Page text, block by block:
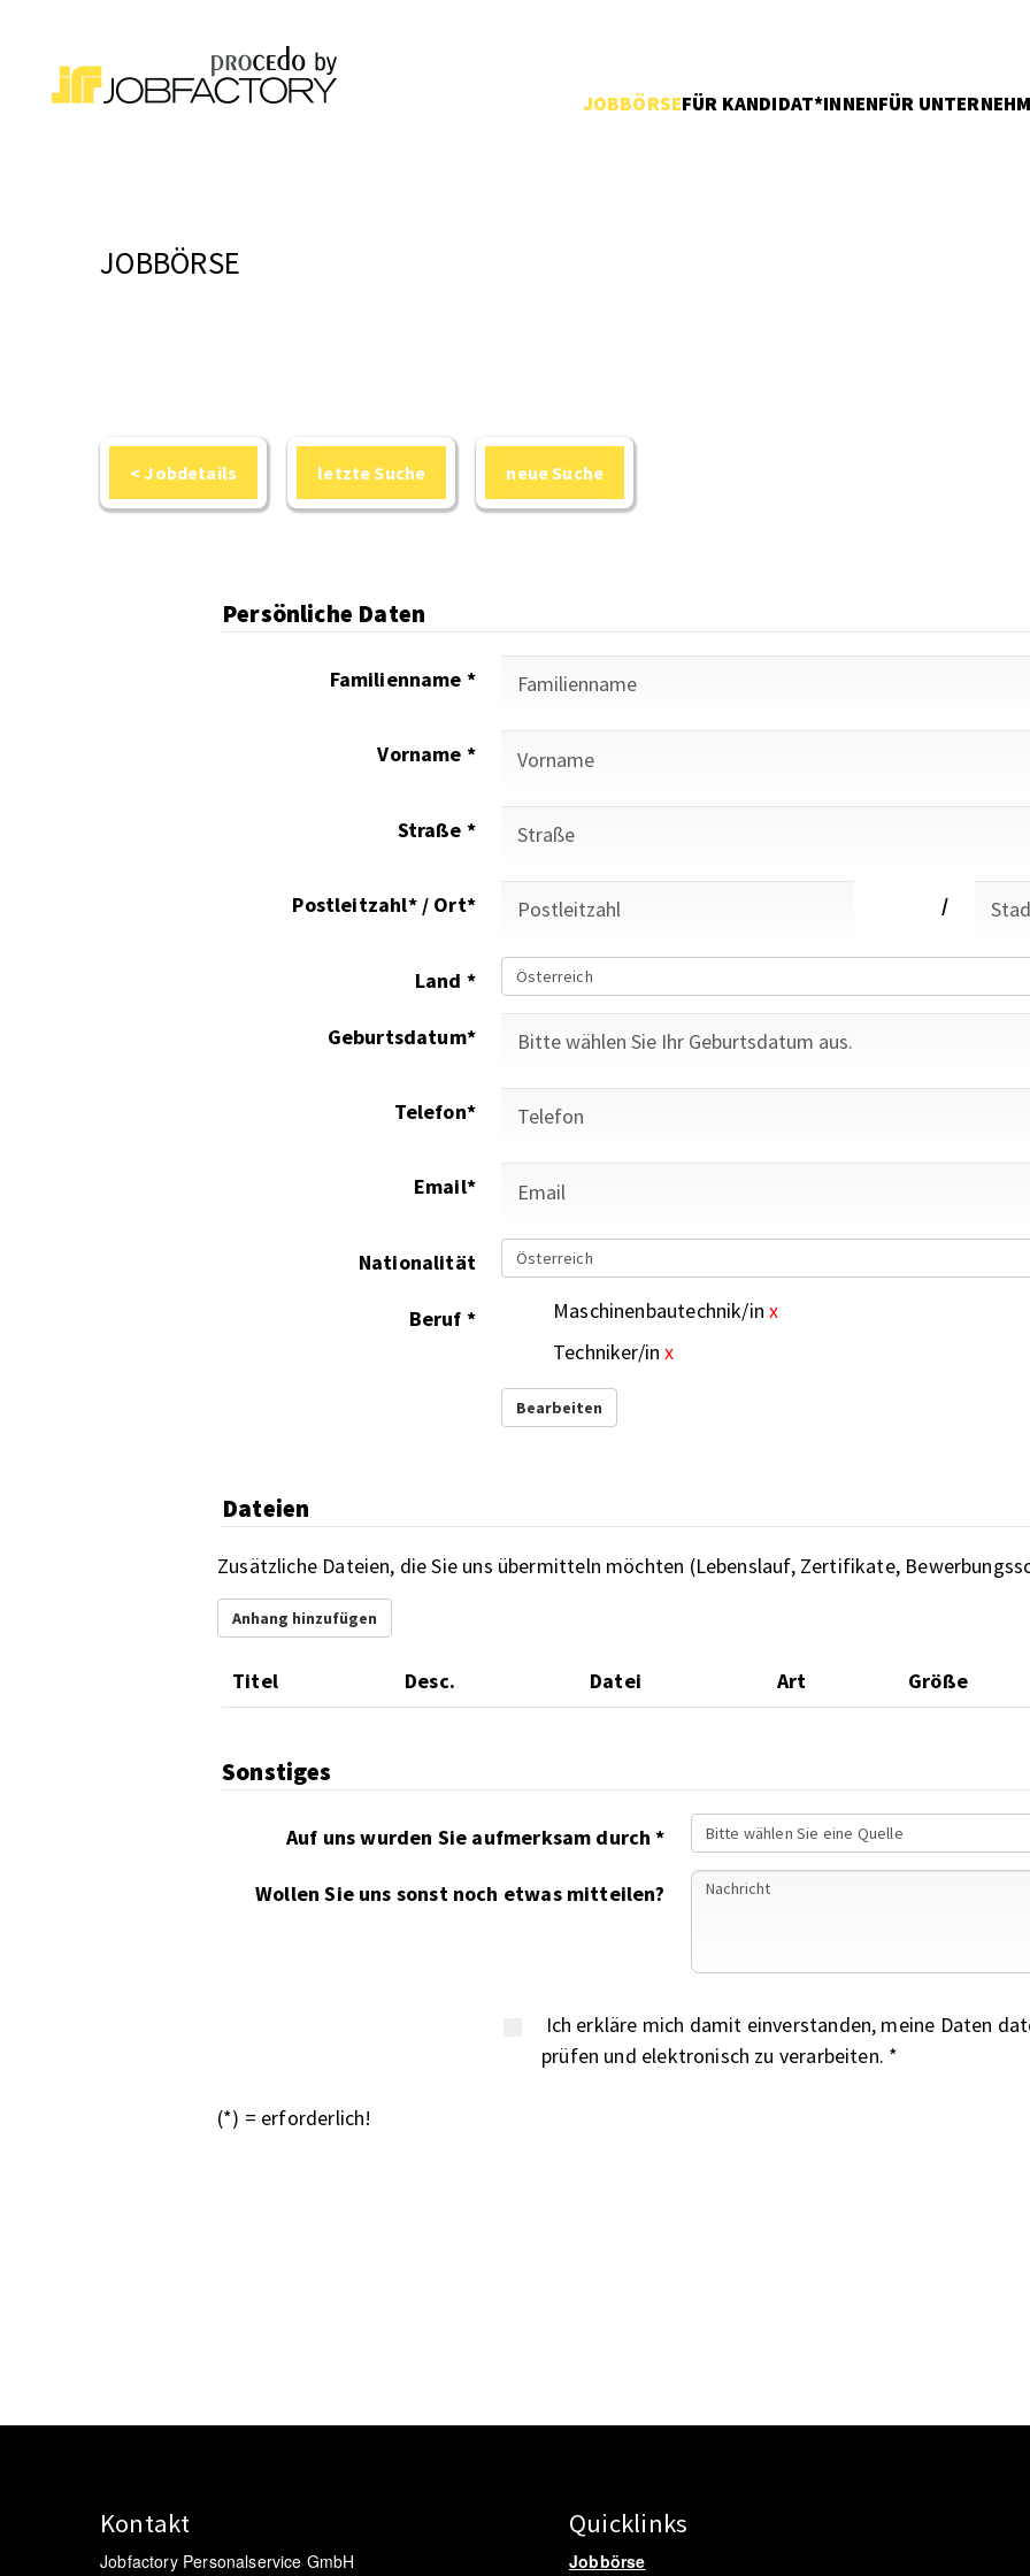
JOBBÖRSEFÜR KANDIDAT*INNENFÜR
JOBBÖRSE
< Jobdetails letzte Suche neue Suche
Persönliche Daten
Familienname *
Vorname *
Straße *
Postleitzahl* / Ort* /
Land * Österreich
Geburtsdatum*
Telefon*
Email*
Nationalität Österreich
Beruf * Maschinenbautechnik/in x
Techniker/in x
Bearbeiten
Dateien
Zusätzliche Dateien, die Sie uns übermitteln möchten (Lebenslauf, Zertifikate,
Anhang hinzufügen
Titel Desc. Datei Art Größe
Sonstiges
Auf uns wurden Sie aufmerksam durch * Bitte wählen Sie eine Quelle
Wollen Sie uns sonst noch etwas mitteilen?
Ich erkläre mich damit einverstanden, meine Daten
prüfen und elektronisch zu verarbeiten. *
(*) = erforderlich!
Kontakt
Jobfactory Personalservice GmbH
Quicklinks
Jobbörse